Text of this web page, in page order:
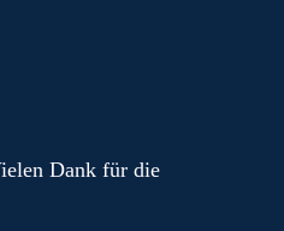
Dank für die